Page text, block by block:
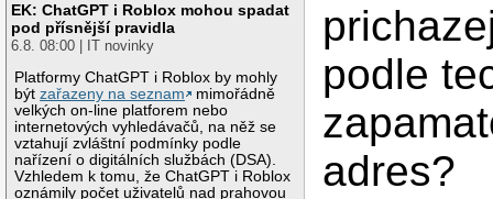
EK: ChatGPT i Roblox mohou spadat
pod přísnější pravidla
6.8. 08:00 | IT novinky
Platformy ChatGPT i Roblox by mohly
býtzařazeny na seznam
mimořádně
velkých on-line platforem nebo
internetových vyhledávačů, na něž se
vztahují zvláštní podmínky podle
nařízení o digitálních službách (DSA).
Vzhledem k tomu, že ChatGPT i Roblox
oznámily počet uživatelů nad prahovou
podle
adres?